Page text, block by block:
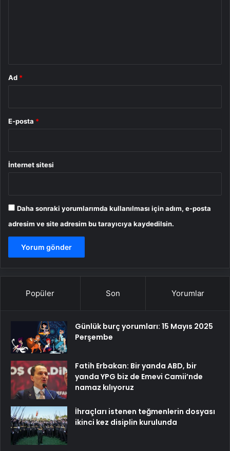
Ad *
E-posta *
İnternet sitesi
Daha sonraki yorumlarımda kullanılması için adım, e-posta
adresim ve site adresim bu tarayıcıya kaydedilsin.
Popüler Son Yorumlar
Günlük burç yorumları: 15 Mayıs 2025
Perşembe
Fatih Erbakan: Bir yanda ABD, bir
yanda YPG biz de Emevi Camii’nde
namaz kılıyoruz
İhraçları istenen teğmenlerin dosyası
ikinci kez disiplin kurulunda